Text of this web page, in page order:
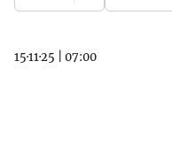
15·11·25 07:00